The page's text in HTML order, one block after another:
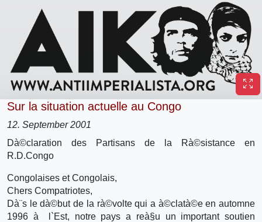
Sur la situation actuelle au Congo
12. September 2001
Dà©claration des Partisans de la Rà©sistance en
R.D.Congo
Congolaises et Congolais,
Chers Compatriotes,
Dà¨s le dà©but de la rà©volte qui a à©clatà©e en automne
1996 à l`Est, notre pays a reà§u un important soutien